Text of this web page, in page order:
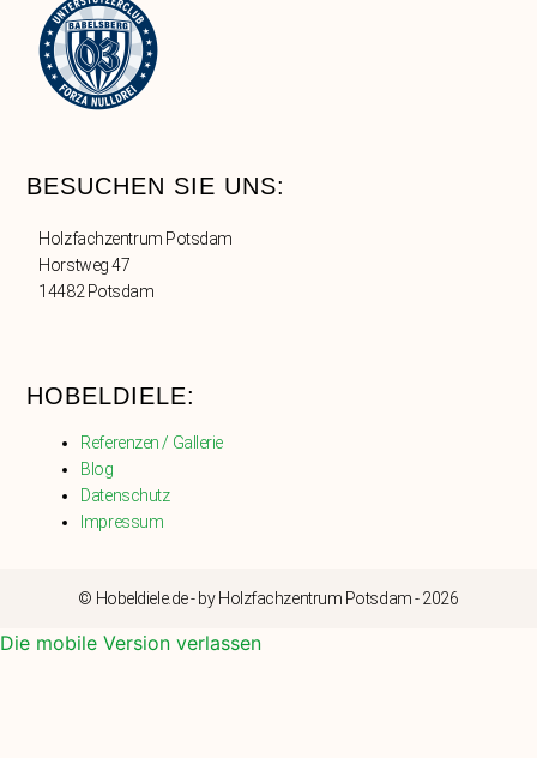
BESUCHEN SIE UNS:
Holzfachzentrum Potsdam
Horstweg 47
14482 Potsdam
HOBELDIELE:
Referenzen / Gallerie
Blog
Datenschutz
Impressum
© Hobeldiele.de - by Holzfachzentrum Potsdam - 2026
Die mobile Version verlassen